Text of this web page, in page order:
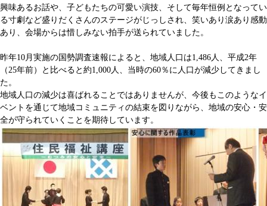
興味あるお話や、子どもたちの可愛い演技、そして毎年恒例となってい
る寸劇など盛りだくさんのステージがじっしされ、笑いあり涙あり感動
あり、会場からは惜しみない拍手が送られていました。
昨年10月実施の国勢調査速報によると、地域人口は1,486人、平成2年
（25年前）と比べると約1,000人、当時の60％に人口が減少してきまし
た。
地域人口の減少は喜ばれることではありませんが、今後もこのようなイ
ベントを通じて地域コミュニティの結束を図りながら、地域の安心・安
全が守られていくことを期待しています。